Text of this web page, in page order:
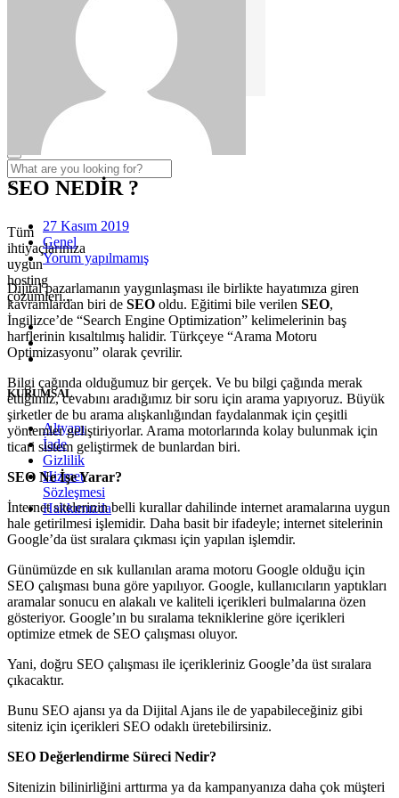
Kurulum ve Lisanslama
Yardım
×
Tüm
ihtiyaçlarınıza
uygun
hosting
çözümleri...
KURUMSAL
Altyapı
İade
Gizlilik
Hizmet
Sözleşmesi
Hakkımızda
SEO NEDİR ?
27 Kasım 2019
Genel
Yorum yapılmamış
Dijital pazarlamanın yaygınlaşması ile birlikte hayatımıza giren
kavramlardan biri de SEO oldu. Eğitimi bile verilen SEO,
İngilizce’de “Search Engine Optimization” kelimelerinin baş
harflerinin kısaltılmış halidir. Türkçeye “Arama Motoru
Optimizasyonu” olarak çevrilir.
Bilgi çağında olduğumuz bir gerçek. Ve bu bilgi çağında merak
ettiğimiz, cevabını aradığımız bir soru için arama yapıyoruz. Büyük
şirketler de bu arama alışkanlığından faydalanmak için çeşitli
yöntemler geliştiriyorlar. Arama motorlarında kolay bulunmak için
ticari sistem geliştirmek de bunlardan biri.
SEO Ne İşe Yarar?
İnternet sitelerinin belli kurallar dahilinde internet aramalarına uygun
hale getirilmesi işlemidir. Daha basit bir ifadeyle; internet sitelerinin
Google’da üst sıralara çıkması için yapılan işlemdir.
Günümüzde en sık kullanılan arama motoru Google olduğu için
SEO çalışması buna göre yapılıyor. Google, kullanıcıların yaptıkları
aramalar sonucu en alakalı ve kaliteli içerikleri bulmalarına özen
gösteriyor. Google’ın bu sıralama tekniklerine göre içerikleri
optimize etmek de SEO çalışması oluyor.
Yani, doğru SEO çalışması ile içerikleriniz Google’da üst sıralara
çıkacaktır.
Bunu SEO ajansı ya da Dijital Ajans ile de yapabileceğiniz gibi
siteniz için içerikleri SEO odaklı üretebilirsiniz.
SEO Değerlendirme Süreci Nedir?
Sitenizin bilinirliğini arttırma ya da kampanyanıza daha çok müşteri